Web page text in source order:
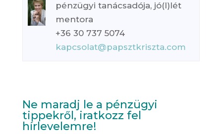
pénzügyi tanácsadója, jó(l)lét
mentora
+36 30 737 5074
kapcsolat@papsztkriszta.com
Ne maradj le a pénzügyi
tippekről, iratkozz fel
hírlevelemre!